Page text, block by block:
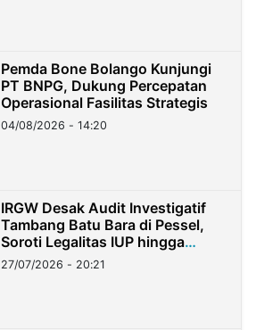
Pemda Bone Bolango Kunjungi
PT BNPG, Dukung Percepatan
Operasional Fasilitas Strategis
04/08/2026 - 14:20
IRGW Desak Audit Investigatif
Tambang Batu Bara di Pessel,
Soroti Legalitas IUP hingga
Stockpile
27/07/2026 - 20:21